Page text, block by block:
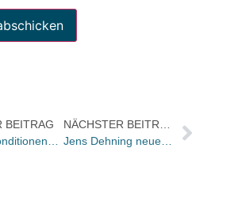
BEITRAG
Neues Konditionenmodell für den Buchhandel bei der Ernst Klett Vertriebsgesellschaft / Rabatt für Schulbücher orientiert sich am Umsatz und an qualitativen Kriterien
NÄCHSTER BEITRAG
Jens Dehning neuer Programmleiter des Siedler Verlags, Karen Guddas ist neue Programmleiterin für SPIEGEL-Buch bei DVA